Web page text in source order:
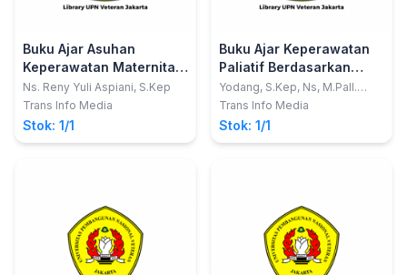
Buku Ajar Asuhan
Keperawatan Maternitas
Aplikasi NANDA, NIC dan
NOC
Ns. Reny Yuli Aspiani, S.Kep
Trans Info Media
Stok: 1/1
Buku Ajar Keperawatan
Paliatif Berdasarkan
Kurikulum AIPNI 2015
Yodang, S.Kep, Ns, M.Pall.
Care
Trans Info Media
Stok: 1/1